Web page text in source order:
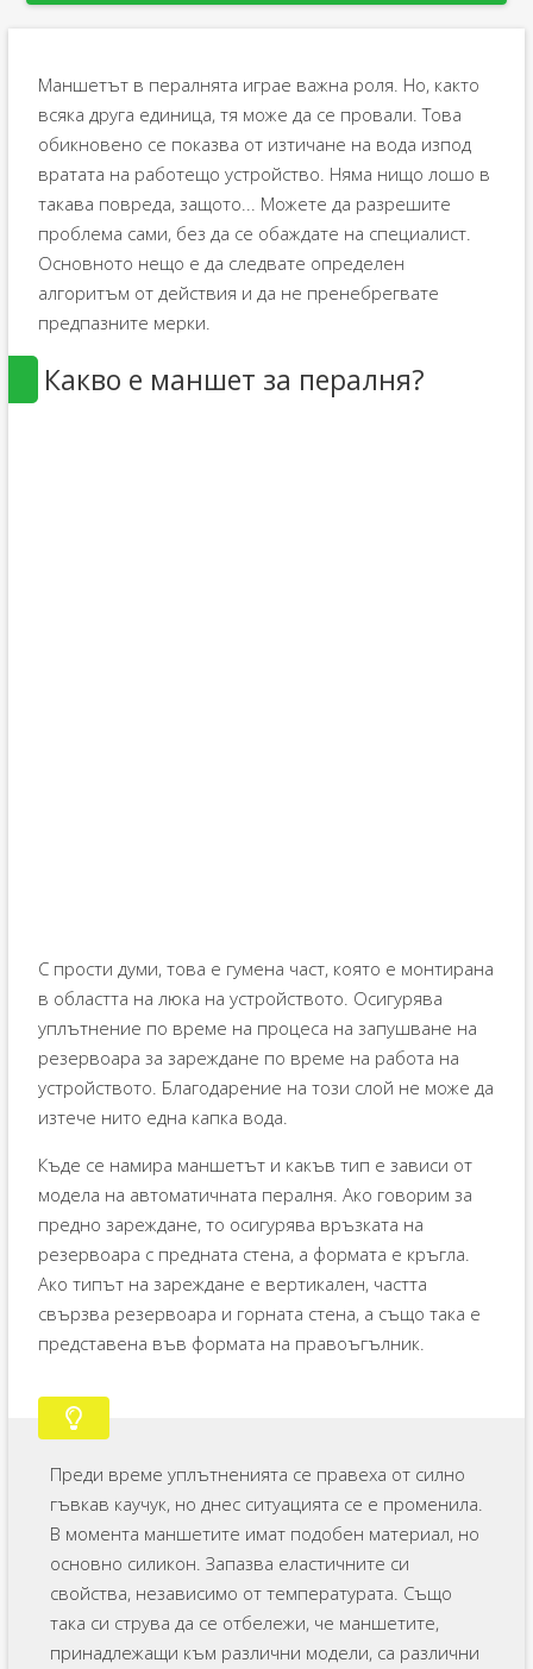
Маншетът в пералнята играе важна роля. Но, както
всяка друга единица, тя може да се провали. Това
обикновено се показва от изтичане на вода изпод
вратата на работещо устройство. Няма нищо лошо в
такава повреда, защото... Можете да разрешите
проблема сами, без да се обаждате на специалист.
Основното нещо е да следвате определен
алгоритъм от действия и да не пренебрегвате
предпазните мерки.
Какво е маншет за пералня?
С прости думи, това е гумена част, която е монтирана
в областта на люка на устройството. Осигурява
уплътнение по време на процеса на запушване на
резервоара за зареждане по време на работа на
устройството. Благодарение на този слой не може да
изтече нито една капка вода.
Къде се намира маншетът и какъв тип е зависи от
модела на автоматичната пералня. Ако говорим за
предно зареждане, то осигурява връзката на
резервоара с предната стена, а формата е кръгла.
Ако типът на зареждане е вертикален, частта
свързва резервоара и горната стена, а също така е
представена във формата на правоъгълник.
Преди време уплътненията се правеха от силно
гъвкав каучук, но днес ситуацията се е променила.
В момента маншетите имат подобен материал, но
основно силикон. Запазва еластичните си
свойства, независимо от температурата. Също
така си струва да се отбележи, че маншетите,
принадлежащи към различни модели, са различни